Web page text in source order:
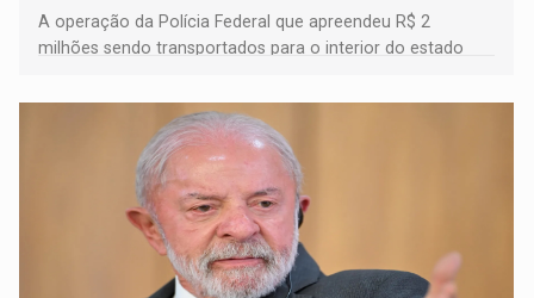
A operação da Polícia Federal que apreendeu R$ 2
milhões sendo transportados para o interior do estado
ligação do suspeito com um deputado federal do União
Brasil por Rondônia